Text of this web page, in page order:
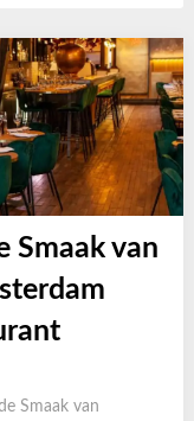
Smaak van
Smaak van